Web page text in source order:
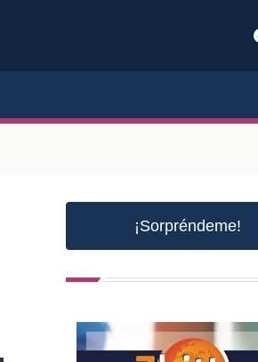
¡Sorpréndeme!